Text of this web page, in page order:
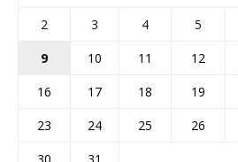
2
3 4 5
9
10 11 12
16
17 18 19
23
24 25 26